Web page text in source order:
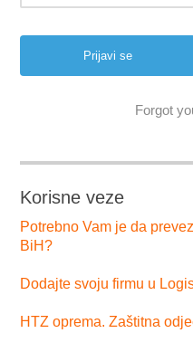
Forgot
Korisne veze
Potrebno Vam je da
BiH?
Dodajte svoju firmu u
HTZ oprema. Zaštitna